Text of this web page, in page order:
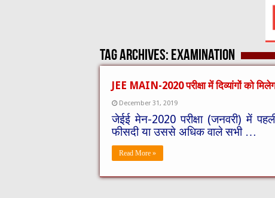
Tag Archives: examination
JEE MAIN-2020 परीक्षा में दिव्यांगों को
December 31, 2019
जेईई मेन-2020 परीक्षा (जनवरी) में
फीसदी या उससे अधिक वाले सभी …
Read More »